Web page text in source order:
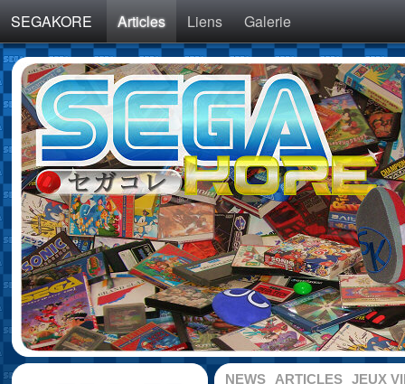
SEGAKORE Articles Liens Galerie
NEWS ARTICLES JEUX